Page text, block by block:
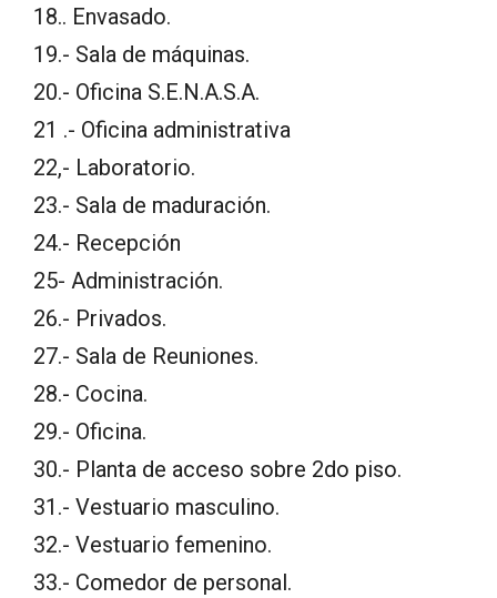
18.. Envasado.
19.- Sala de máquinas.
20.- Oficina S.E.N.A.S.A.
21 .- Oficina administrativa
22,- Laboratorio.
23.- Sala de maduración.
24.- Recepción
25- Administración.
26.- Privados.
27.- Sala de Reuniones.
28.- Cocina.
29.- Oficina.
30.- Planta de acceso sobre 2do piso.
31.- Vestuario masculino.
32.- Vestuario femenino.
33.- Comedor de personal.